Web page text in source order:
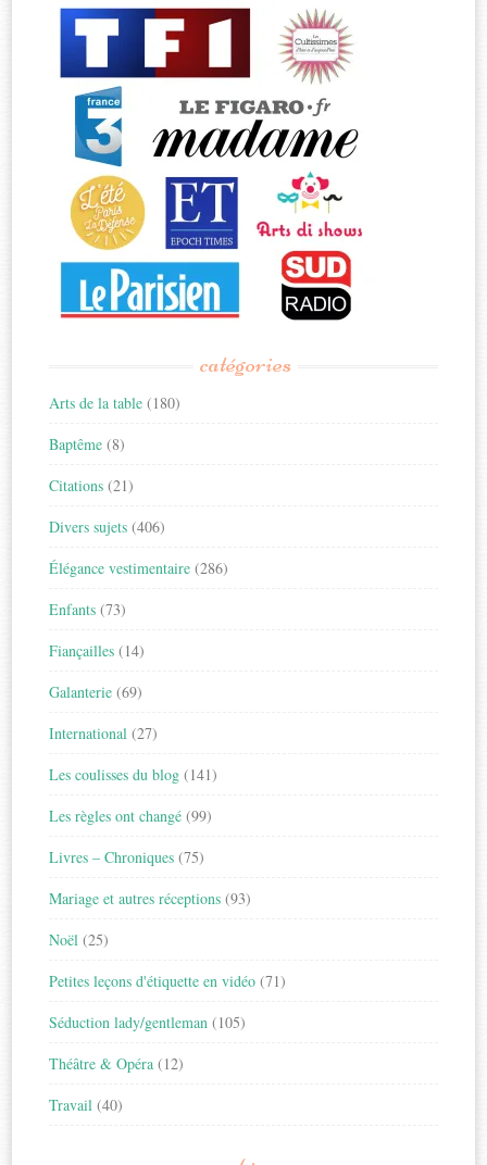
catégories
Arts de la table (180)
Baptême (8)
Citations (21)
Divers sujets (406)
Élégance vestimentaire (286)
Enfants (73)
Fiançailles (14)
Galanterie (69)
International (27)
Les coulisses du blog (141)
Les règles ont changé (99)
Livres – Chroniques (75)
Mariage et autres réceptions (93)
Noël (25)
Petites leçons d'étiquette en vidéo (71)
Séduction lady/gentleman (105)
Théâtre & Opéra (12)
Travail (40)